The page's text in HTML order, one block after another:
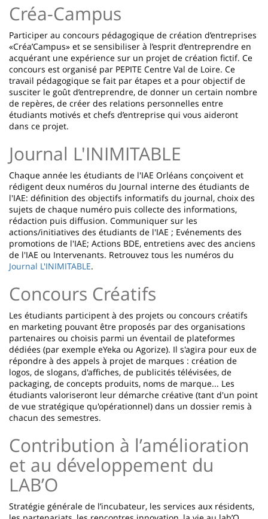
Créa-Campus
Participer au concours pédagogique de création d’entreprises
«Créa’Campus» et se sensibiliser à l’esprit d’entreprendre en
acquérant une expérience sur un projet de création fictif. Ce
concours est organisé par PEPITE Centre Val de Loire. Ce
travail pédagogique se fait par étapes et a pour objectif de
susciter le goût d’entreprendre, de donner un certain nombre
de repères, de créer des relations personnelles entre
étudiants motivés et chefs d’entreprise qui vous aideront
dans ce projet.
Journal L'INIMITABLE
Chaque année les étudiants de l'IAE Orléans conçoivent et
rédigent deux numéros du Journal interne des étudiants de
l'IAE: définition des objectifs informatifs du journal, choix des
sujets de chaque numéro puis collecte des informations,
rédaction puis diffusion. Communiquer sur les
actions/initiatives des étudiants de l'IAE ; Evénements des
promotions de l'IAE; Actions BDE, entretiens avec des anciens
de l'IAE ou Intervenants. Retrouvez tous les numéros du
Journal L'INIMITABLE.
Concours Créatifs
Les étudiants participent à des projets ou concours créatifs
en marketing pouvant être proposés par des organisations
partenaires ou choisis parmi un éventail de plateformes
dédiées (par exemple eYeka ou Agorize). Il s'agira pour eux de
répondre à des appels à projet de marques : création de
logos, de slogans, d'affiches, de publicités télévisées, de
packaging, de concepts produits, noms de marque... Les
étudiants valoriseront leur démarche créative (tant d'un point
de vue stratégique qu'opérationnel) dans un dossier remis à
chacun des semestres.
Contribution à l’amélioration
et au développement du
LAB’O
Stratégie générale de l’incubateur, les services aux résidents,